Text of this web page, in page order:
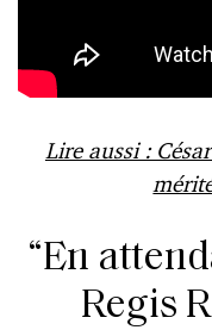
Lire aussi :
“En
Regis